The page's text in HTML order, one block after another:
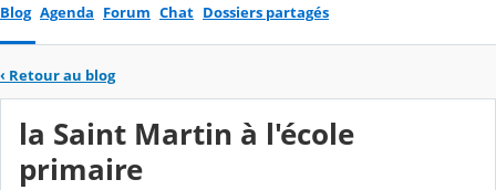
Blog Agenda Forum Chat Dossiers partagés
‹ Retour au blog
la Saint Martin à l'école
primaire